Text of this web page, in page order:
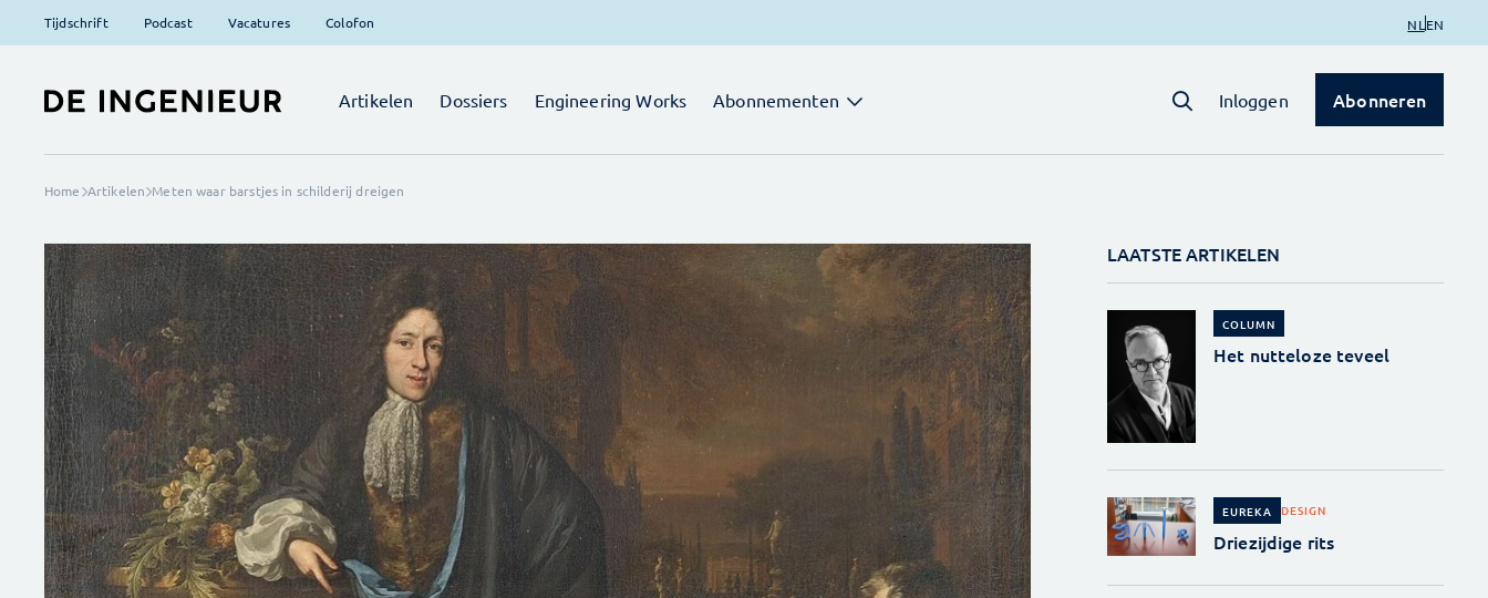
Tijdschrift Podcast Vacatures Colofon NL EN
Artikelen Dossiers Engineering Works Abonnementen Inloggen Abonneren
Home Artikelen Meten waar barstjes in schilderij dreigen
LAATSTE ARTIKELEN
COLUMN
Het nutteloze teveel
EUREKA DESIGN
Driezijdige rits